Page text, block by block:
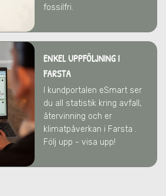
fossilfri.
ENKEL UPPFÖLJNING I
FARSTA
I kundportalen eSmart ser
du all statistik kring avfall,
återvinning och er
klimatpåverkan i Farsta .
Följ upp - visa upp!